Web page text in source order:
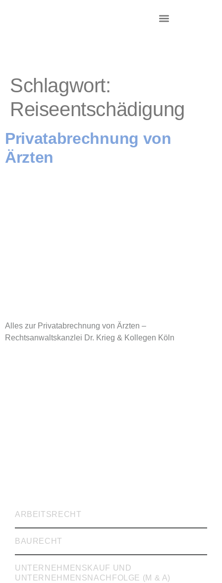
Schlagwort:
Reiseentschädigung
Privatabrechnung von
Ärzten
Alles zur Privatabrechnung von Ärzten –
Rechtsanwaltskanzlei Dr. Krieg & Kollegen Köln
ARBEITSRECHT
BAURECHT
UNTERNEHMENSKAUF UND
UNTERNEHMENSNACHFOLGE (M & A)